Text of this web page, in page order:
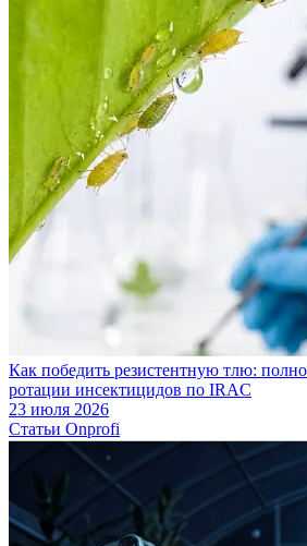
Как победить резистентную тлю:
ротации инсектицидов по IRAC
23 июля 2026
Статьи Onprofi